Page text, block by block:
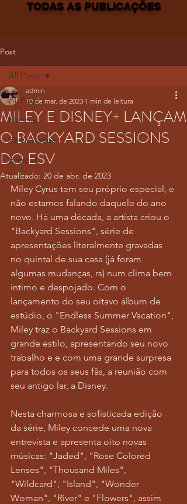
TODAS AS PUBLICAÇÕES
Post
All Posts
Notícias
Fã-Destaque
Eventos
All Posts
MILEY E DISNEY+ LANÇAM
O BACKYARD SESSIONS
DO ESV
admin
10 de mar. de 2023 1 min de leitura
Atualizado: 20 de abr. de 2023
Miley Cyrus tem seu próprio especial, e
não estamos falando daquele do ano
novo. Há uma década, a artista criou o
"Backyard Sessions", série de
apresentações literalmente gravadas
no quintal de sua casa (já foram
algumas mudanças, rs) num clima bem
íntimo e despojado. Com o
lançamento do seu oitavo álbum de
estúdio, o "Endless Summer Vacation",
Miley traz o Backyard Sessions em
grande estilo, apresentando seu novo
trabalho e e com uma grande surpresa
para todos os seus fãs, a reunião com
seu antigo lar, a Disney.
Nesta charmosa e sofisticada edição
da série, Miley concede uma nova
entrevista e apresenta oito novas
músicas: "Jaded", "Rose Colored
Lenses", "Thousand Miles",
"Wildcard", "Island", "Wonder
Woman", "River" e "Flowers", assim